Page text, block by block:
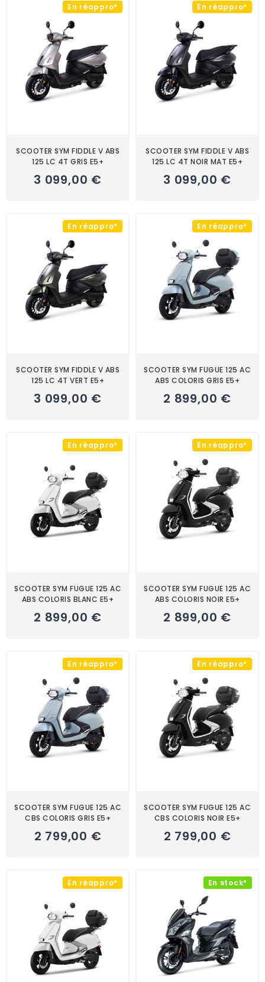
En réappro*
SCOOTER SYM FIDDLE V ABS
125 LC 4T GRIS E5+
3 099,00 €
En réappro*
SCOOTER SYM FIDDLE V ABS
125 LC 4T NOIR MAT E5+
3 099,00 €
En réappro*
SCOOTER SYM FIDDLE V ABS
125 LC 4T VERT E5+
3 099,00 €
En réappro*
SCOOTER SYM FUGUE 125 AC
ABS COLORIS GRIS E5+
2 899,00 €
En réappro*
SCOOTER SYM FUGUE 125 AC
ABS COLORIS BLANC E5+
2 899,00 €
En réappro*
SCOOTER SYM FUGUE 125 AC
ABS COLORIS NOIR E5+
2 899,00 €
En réappro*
SCOOTER SYM FUGUE 125 AC
CBS COLORIS GRIS E5+
2 799,00 €
En réappro*
SCOOTER SYM FUGUE 125 AC
CBS COLORIS NOIR E5+
2 799,00 €
En réappro* En stock*